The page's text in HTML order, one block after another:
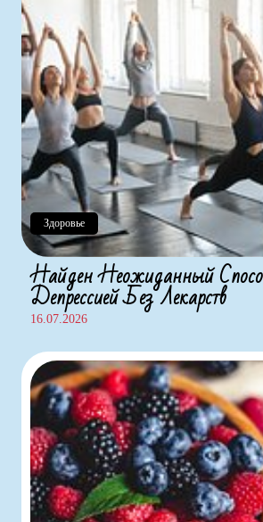
Здоровье
Найден Неожиданный
Депрессией Без Лекарств
16.07.2026